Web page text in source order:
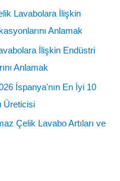
Lavabolara İlişkin
Anlamak
İlişkin Endüstri
Anlamak
İspanya'nın En İyi 10
Üreticisi
Çelik Lavabo Artıları ve